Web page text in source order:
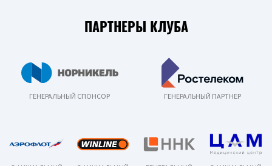
ПАРТНЕРЫ КЛУБА
ГЕНЕРАЛЬНЫЙ СПОНСОР ГЕНЕРАЛЬНЫЙ ПАРТНЕР